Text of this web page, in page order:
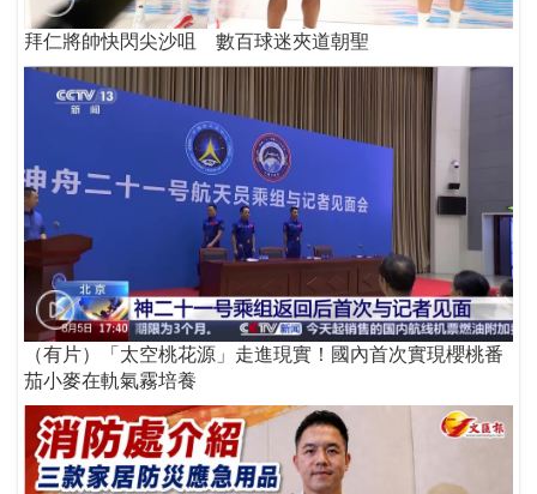
拜仁將帥快閃尖沙咀 數百球迷夾道朝聖
（有片）「太空桃花源」走進現實！國內首次實現櫻桃番
茄小麥在軌氣霧培養